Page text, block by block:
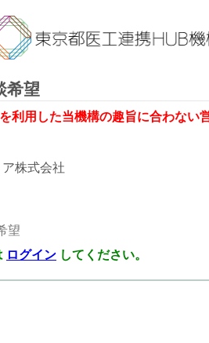
希望
利用した当機構の趣旨に合わない
株式会社
望
ログイン してください。